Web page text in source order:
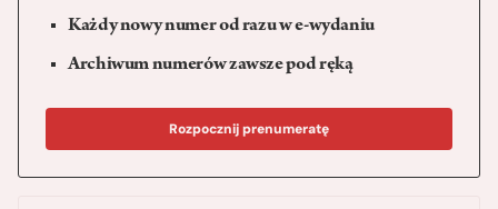
Każdy nowy numer od razu w e-wydaniu
Archiwum numerów zawsze pod ręką
Rozpocznij prenumeratę